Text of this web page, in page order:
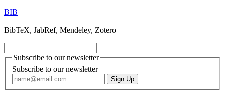
BIB
BibTeX, JabRef, Mendeley, Zotero
Subscribe to our newsletter
Subscribe to our newsletter